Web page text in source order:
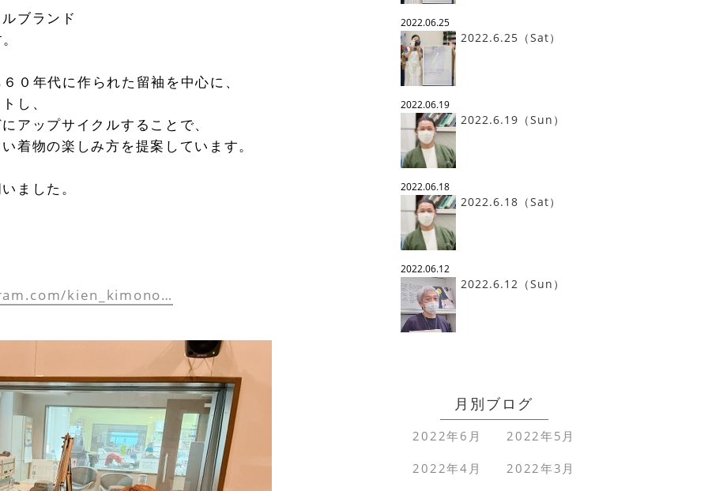
ブランド
０年代に作られた留袖を中心に、
し、
アップサイクルすることで、
着物の楽しみ方を提案しています。
ました。
kien_kimono…
2022.06.25
2022.6.25（Sat）
2022.06.19
2022.6.19（Sun）
2022.06.18
2022.6.18（Sat）
2022.06.12
2022.6.12（Sun）
月別ブログ
2022年6月 2022年5月
2022年4月 2022年3月